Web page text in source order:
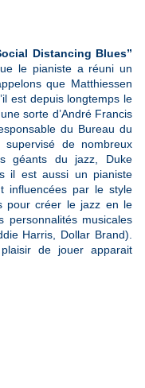
Distancing Blues”
le pianiste a réuni un
que Matthiessen
est depuis longtemps le
sorte d’André Francis
du Bureau du
de nombreux
géants du jazz, Duke
il est aussi un pianiste
influencées par le style
pour créer le jazz en le
personnalités musicales
Harris, Dollar Brand).
de jouer apparait